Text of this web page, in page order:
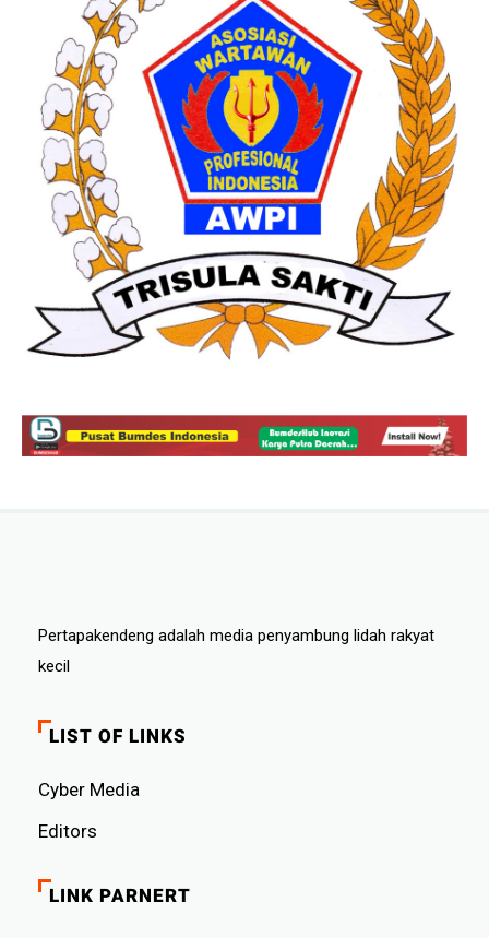
Pertapakendeng adalah media penyambung lidah rakyat
kecil
LIST OF LINKS
Cyber ​​Media
Editors
LINK PARNERT